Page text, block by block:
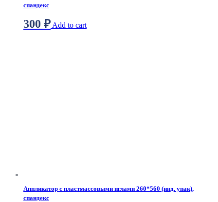
спандекс
300 ₽ Add to cart
Аппликатор с пластмассовыми иглами 260*560 (инд. упак),
спандекс